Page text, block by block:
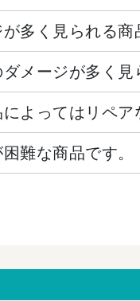
多く見られる商
メージが多く見
よってはリペア
難な商品です。